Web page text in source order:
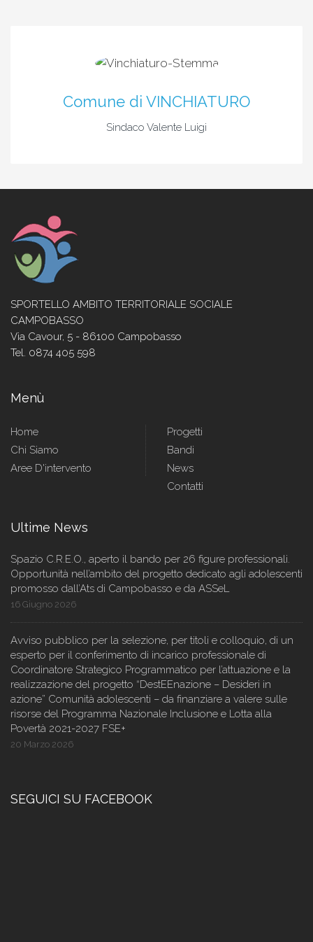
Comune di VINCHIATURO
Sindaco Valente Luigi
SPORTELLO AMBITO TERRITORIALE SOCIALE
CAMPOBASSO
Via Cavour, 5 - 86100 Campobasso
Tel. 0874 405 598
Menù
Home
Chi Siamo
Aree D'intervento
Progetti
Bandi
News
Contatti
Ultime News
Spazio C.R.E.O., aperto il bando per 26 figure professionali.
Opportunità nell’ambito del progetto dedicato agli adolescenti
promosso dall’Ats di Campobasso e da ASSeL
16 Giugno 2026
Avviso pubblico per la selezione, per titoli e colloquio, di un
esperto per il conferimento di incarico professionale di
Coordinatore Strategico Programmatico per l’attuazione e la
realizzazione del progetto “DestEEnazione – Desideri in
azione” Comunità adolescenti – da finanziare a valere sulle
risorse del Programma Nazionale Inclusione e Lotta alla
Povertà 2021-2027 FSE+
20 Marzo 2026
SEGUICI SU FACEBOOK